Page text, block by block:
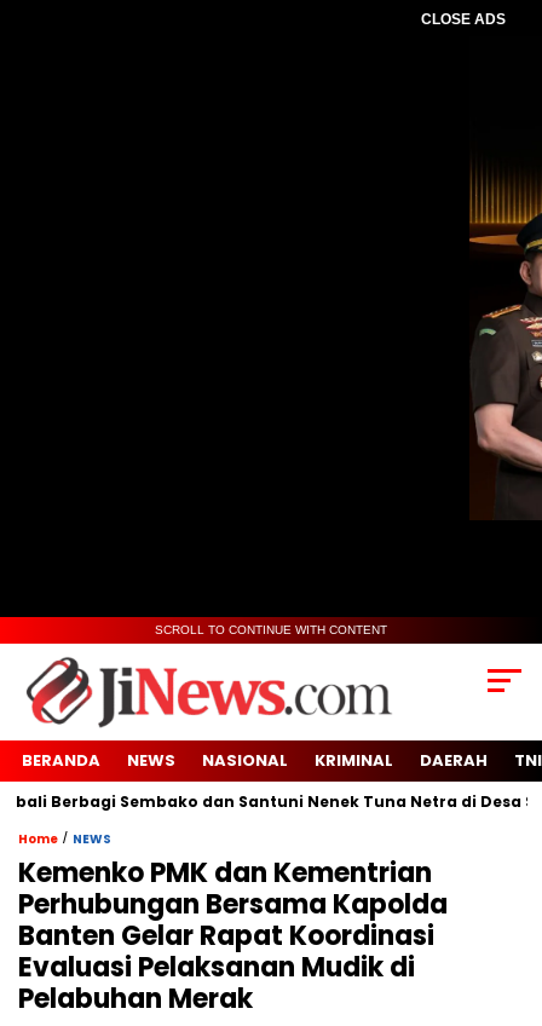
CLOSE ADS
SCROLL TO CONTINUE WITH CONTENT
BERANDA NEWS NASIONAL KRIMINAL DAERAH
Sembako dan Santuni Nenek Tuna Netra di Desa Sidoko
Home / NEWS
Kemenko PMK dan Kementrian
Perhubungan Bersama Kapolda
Banten Gelar Rapat Koordinasi
Evaluasi Pelaksanan Mudik di
Pelabuhan Merak